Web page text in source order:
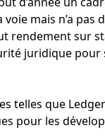
mais n’a pas
rendement sur
juridique pour
telles que
pour les